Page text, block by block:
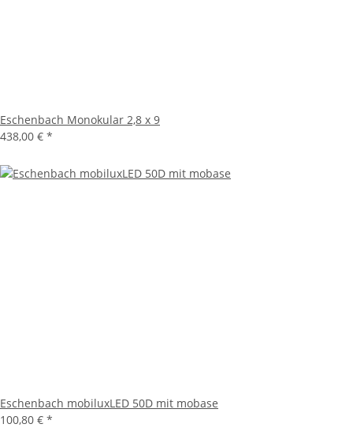
Eschenbach Monokular 2,8 x 9
438,00 € *
Eschenbach mobiluxLED 50D mit mobase
100,80 € *